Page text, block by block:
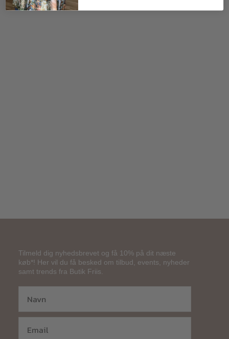
Tilmeld dig nyhedsbrevet og få 10% på dit næste
køb*! Her vil du få besked om tilbud, events, nyheder
samt trends fra Butik Friis.